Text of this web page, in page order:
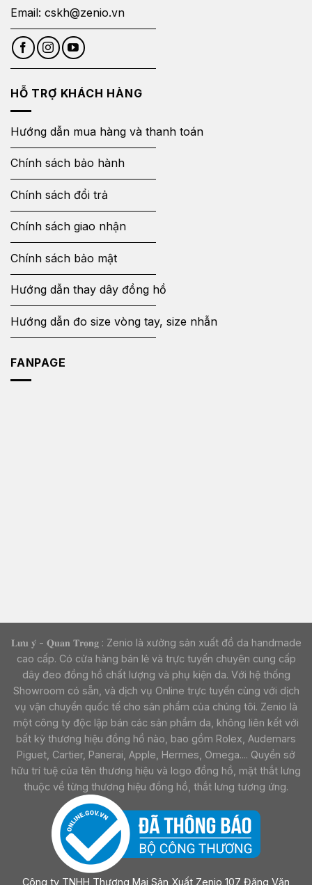
Email: cskh@zenio.vn
HỖ TRỢ KHÁCH HÀNG
Hướng dẫn mua hàng và thanh toán
Chính sách bảo hành
Chính sách đổi trả
Chính sách giao nhận
Chính sách bảo mật
Hướng dẫn thay dây đồng hồ
Hướng dẫn đo size vòng tay, size nhẫn
FANPAGE
𝐋𝐮̛𝐮 𝐲́ - 𝐐𝐮𝐚𝐧 𝐓𝐫𝐨̣𝐧𝐠 : Zenio là xưởng sản xuất đồ da handmade
cao cấp. Có cửa hàng bán lẻ và trực tuyến chuyên cung cấp
dây đeo đồng hồ chất lượng và phụ kiện da. Với hệ thống
Showroom có sẵn, và dịch vụ Online trực tuyến cùng với dịch
vụ vận chuyển quốc tế cho sản phẩm của chúng tôi. Zenio là
một công ty độc lập bán các sản phẩm da, không liên kết với
bất kỳ thương hiệu đồng hồ nào, bao gồm Rolex, Audemars
Piguet, Cartier, Panerai, Apple, Hermes, Omega.... Quyền sở
hữu trí tuệ của tên thương hiệu và logo đồng hồ, mặt thắt lưng
thuộc về từng thương hiệu đồng hồ, thắt lưng tương ứng.
Công ty TNHH Thương Mại Sản Xuất Zenio 107 Đặng Văn